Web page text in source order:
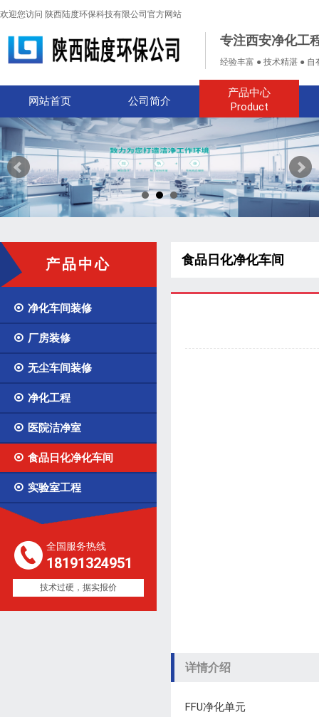
欢迎您访问 陕西陆度环保科技有限公司官方网站
专注西安净化工
经验丰富 ● 技术精湛 ● 自
网站首页 公司简介
产品中心
Product
产品中心
 净化车间装修
 厂房装修
 无尘车间装修
 净化工程
 医院洁净室
 食品日化净化车间
 实验室工程
全国服务热线
18191324951
技术过硬，据实报价
食品日化净化车间
详情介绍
FFU净化单元